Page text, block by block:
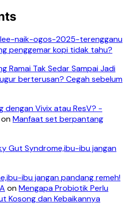
naik-ogos-2025-terengganu
penggemar kopi tidak tahu?
Ramai Tak Sedar Sampai Jadi
berterusan? Cegah sebelum
dengan Vivix atau ResV? -
onManfaat set berpantang
Gut Syndrome,ibu-ibu jangan
ibu jangan pandang remeh!
onMengapa Probiotik Perlu
Kosong dan Kebaikannya